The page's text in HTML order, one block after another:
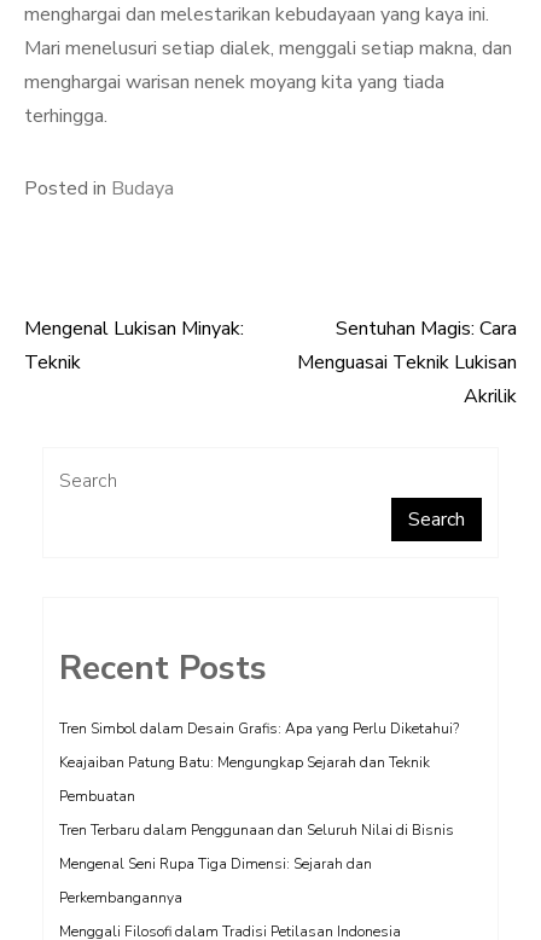
menghargai dan melestarikan kebudayaan yang kaya ini.
Mari menelusuri setiap dialek, menggali setiap makna, dan
menghargai warisan nenek moyang kita yang tiada
terhingga.
Posted in Budaya
Post
Mengenal Lukisan Minyak:
Teknik
Sentuhan Magis: Cara
Menguasai Teknik Lukisan
Akrilik
Search
Search
Recent Posts
Tren Simbol dalam Desain Grafis: Apa yang Perlu Diketahui?
Keajaiban Patung Batu: Mengungkap Sejarah dan Teknik
Pembuatan
Tren Terbaru dalam Penggunaan dan Seluruh Nilai di Bisnis
Mengenal Seni Rupa Tiga Dimensi: Sejarah dan
Perkembangannya
Menggali Filosofi dalam Tradisi Petilasan Indonesia